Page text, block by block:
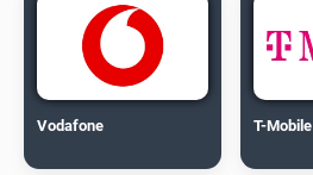
Vodafone T-Mobile